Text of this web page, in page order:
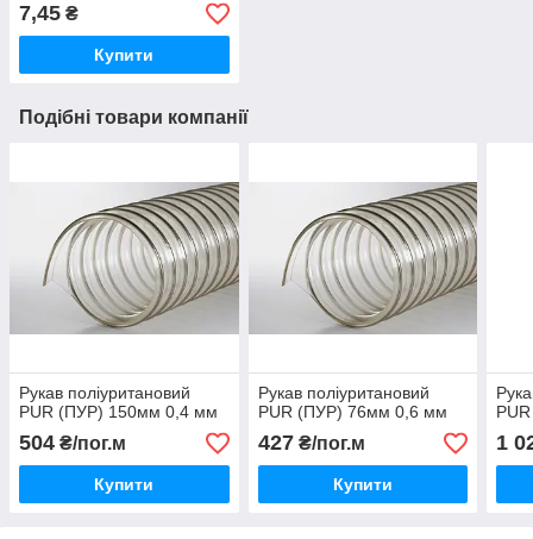
7,45 ₴
Купити
Подібні товари компанії
Рукав поліуритановий
PUR (ПУР) 150мм 0,4 мм
504 ₴/пог.м
Купити
Рукав поліуритановий
PUR (ПУР) 76мм 0,6 мм
427₴/пог.м
Купити
1